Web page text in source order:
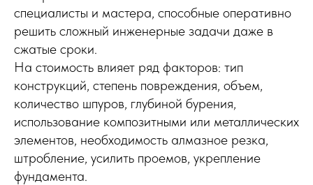
специалисты и мастера, способные оперативно
решить сложный инженерные задачи даже в
сжатые сроки.
На стоимость влияет ряд факторов: тип
конструкций, степень повреждения, объем,
количество шпуров, глубиной бурения,
использование композитными или металлических
элементов, необходимость алмазное резка,
штробление, усилить проемов, укрепление
фундамента.